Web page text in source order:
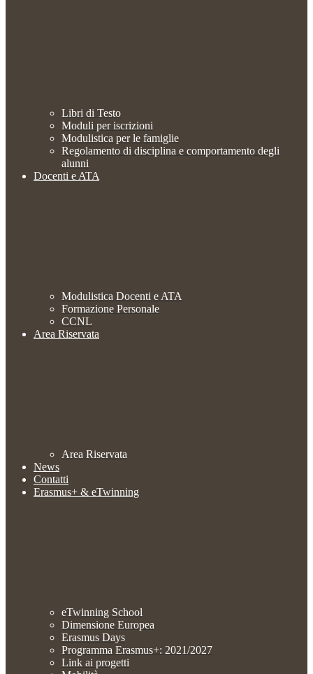
Libri di Testo
Moduli per iscrizioni
Modulistica per le famiglie
Regolamento di disciplina e comportamento degli
alunni
Docenti e ATA
Modulistica Docenti e ATA
Formazione Personale
CCNL
Area Riservata
Area Riservata
News
Contatti
Erasmus+ & eTwinning
eTwinning School
Dimensione Europea
Erasmus Days
Programma Erasmus+: 2021/2027
Link ai progetti